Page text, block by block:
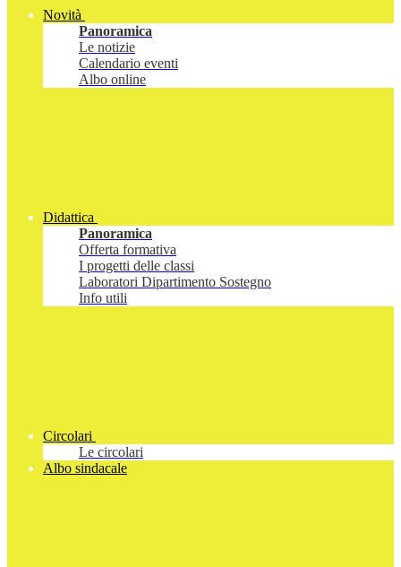
Novità
Panoramica
Le notizie
Calendario eventi
Albo online
Didattica
Panoramica
Offerta formativa
I progetti delle classi
Laboratori Dipartimento Sostegno
Info utili
Circolari
Le circolari
Albo sindacale